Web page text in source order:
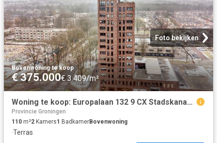
Foto bekijken
Bovenwoning·te koop
€ 375.000€ 3.409/m²
Woning te koop: Europalaan 132 9 CX Stadskanaal Vastgoed Nederland
Provincie Groningen
110 m²2 Kamers1 BadkamerBovenwoning
·Terras